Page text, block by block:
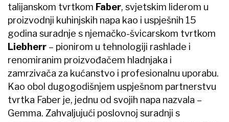
talijanskom tvrtkom Faber, svjetskim liderom u
proizvodnji kuhinjskih napa kao i uspješnih 15
godina suradnje s njemačko-švicarskom tvrtkom
Liebherr – pionirom u tehnologiji rashlade i
renomiranim proizvođačem hladnjaka i
zamrzivača za kućanstvo i profesionalnu uporabu.
Kao obol dugogodišnjem uspješnom partnerstvu
tvrtka Faber je, jednu od svojih napa nazvala –
Gemma. Zahvaljujući poslovnoj suradnji s